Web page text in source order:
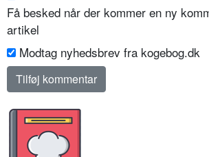
Få besked når der kommer en ny
artikel
Modtag nyhedsbrev fra kogebog.dk